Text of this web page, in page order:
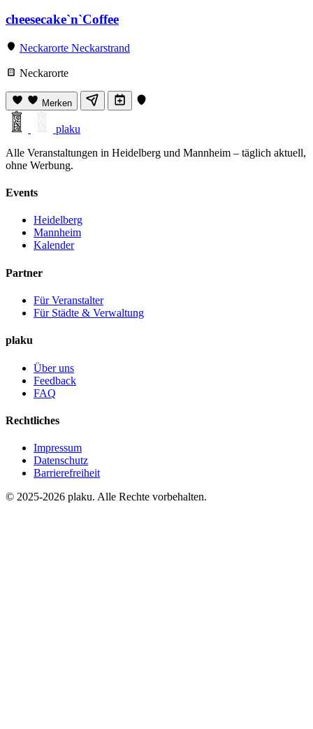
cheesecake`n`Coffee
Neckarorte Neckarstrand
Neckarorte
Merken
plaku
Alle Veranstaltungen in Heidelberg und Mannheim – täglich aktuell,
ohne Werbung.
Events
Heidelberg
Mannheim
Kalender
Partner
Für Veranstalter
Für Städte & Verwaltung
plaku
Über uns
Feedback
FAQ
Rechtliches
Impressum
Datenschutz
Barrierefreiheit
© 2025-2026 plaku. Alle Rechte vorbehalten.